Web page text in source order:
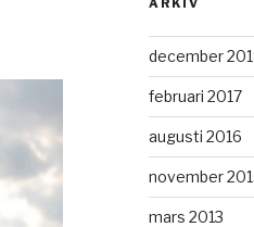
december
februari 2017
augusti 2016
november
mars 2013